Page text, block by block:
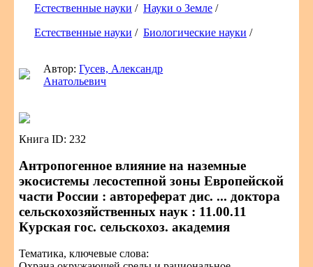
Естественные науки / Науки о Земле /
Естественные науки / Биологические науки /
Автор:Гусев, Александр
Анатольевич
Книга ID: 232
Антропогенное влияние на наземные
экосистемы лесостепной зоны Европейской
части России : автореферат дис. ... доктора
сельскохозяйственных наук : 11.00.11
Курская гос. сельскохоз. академия
Тематика, ключевые слова: